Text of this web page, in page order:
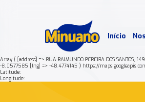
Início
Array ( [address] => RUA RAIMUNDO PEREIRA DOS SANTOS,
-8.0577585 [lng] => -48.4774145 ) https://
Latitude:
Longitude: